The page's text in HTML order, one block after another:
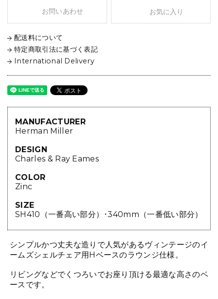
お問いあわせ お気に入り
配送料について
特定商取引法に基づく表記
International Delivery
MANUFACTURER
Herman Miller
DESIGN
Charles & Ray Eames
COLOR
Zinc
SIZE
SH410（一番高い部分）･340mm（一番低い部分）
シンプルかつ丈夫な造りで人気があるヴィンテージのイ
ームズシェルチェア用Hベースのラウンジ仕様。
リビングなどでくつろいでお座り頂ける最適な高さのベ
ースです。